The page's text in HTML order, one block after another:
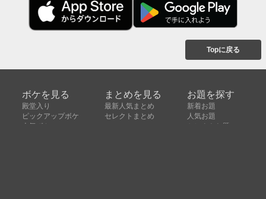
Topに戻る
ボケを見る
殿堂入り
ピックアップボケ
人気ボケ
まとめを見る
最新人気まとめ
セレクトまとめ
お題を探す
新着お題
人気お題
セレクトお題